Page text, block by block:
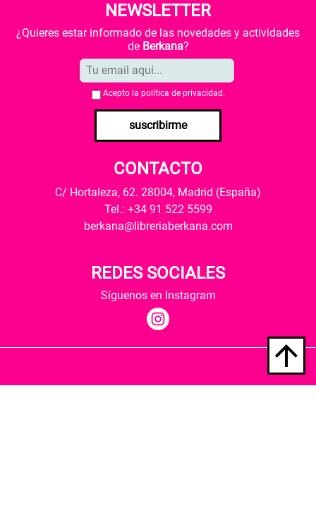
NEWSLETTER
¿Quieres estar informado de las novedades y actividades
de Berkana?
Acepto la política de privacidad .
suscribirme
CONTACTO
C/ Hortaleza, 62. 28004, Madrid (España)
Tel.: +34 91 522 5599
berkana@libreriaberkana.com
REDES SOCIALES
Síguenos en Instagram